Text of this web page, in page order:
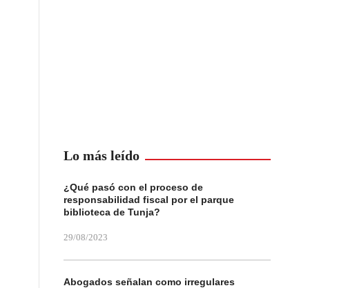
Lo más leído
¿Qué pasó con el proceso de
responsabilidad fiscal por el parque
biblioteca de Tunja?
29/08/2023
Abogados señalan como irregulares